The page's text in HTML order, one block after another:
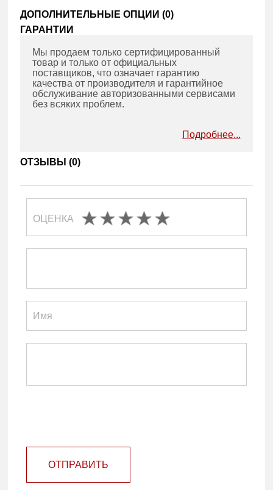
ДОПОЛНИТЕЛЬНЫЕ ОПЦИИ (0)
ГАРАНТИИ
Мы продаем только сертифицированный
товар и только от официальных
поставщиков, что означает гарантию
качества от производителя и гарантийное
обслуживание авторизованными сервисами
без всяких проблем.
Подробнее...
ОТЗЫВЫ (0)
ОЦЕНКА
ОТПРАВИТЬ